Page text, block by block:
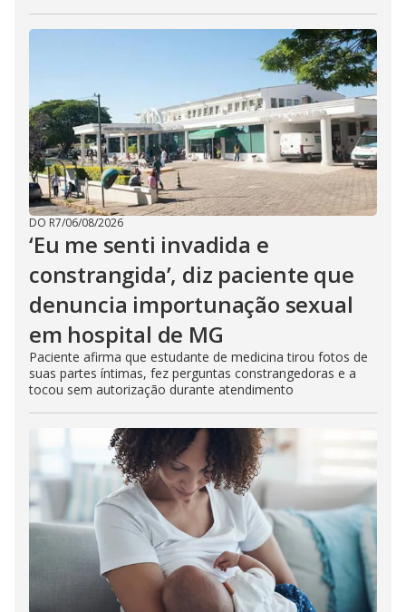
DO R7/06/08/2026
‘Eu me senti invadida e
constrangida’, diz paciente que
denuncia importunação sexual
em hospital de MG
Paciente afirma que estudante de medicina tirou fotos de
suas partes íntimas, fez perguntas constrangedoras e a
tocou sem autorização durante atendimento